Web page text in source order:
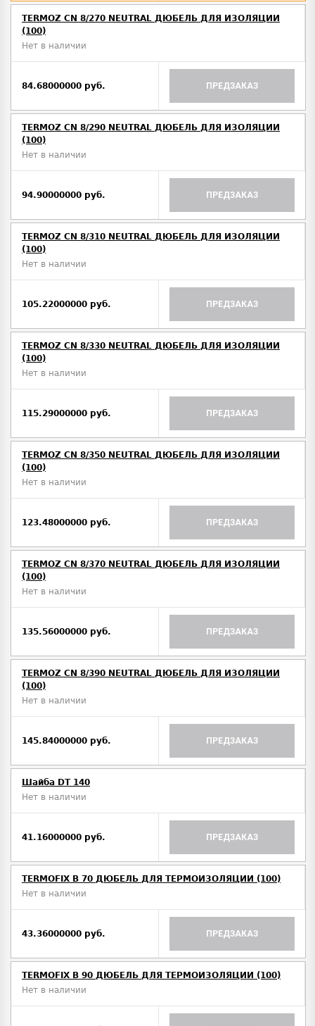
TERMOZ CN 8/270 NEUTRAL ДЮБЕЛЬ ДЛЯ ИЗОЛЯЦИИ
(100)
Нет в наличии
84.68000000 руб. ПРЕДЗАКАЗ
TERMOZ CN 8/290 NEUTRAL ДЮБЕЛЬ ДЛЯ ИЗОЛЯЦИИ
(100)
Нет в наличии
94.90000000 руб. ПРЕДЗАКАЗ
TERMOZ CN 8/310 NEUTRAL ДЮБЕЛЬ ДЛЯ ИЗОЛЯЦИИ
(100)
Нет в наличии
105.22000000 руб. ПРЕДЗАКАЗ
TERMOZ CN 8/330 NEUTRAL ДЮБЕЛЬ ДЛЯ ИЗОЛЯЦИИ
(100)
Нет в наличии
115.29000000 руб. ПРЕДЗАКАЗ
TERMOZ CN 8/350 NEUTRAL ДЮБЕЛЬ ДЛЯ ИЗОЛЯЦИИ
(100)
Нет в наличии
123.48000000 руб. ПРЕДЗАКАЗ
TERMOZ CN 8/370 NEUTRAL ДЮБЕЛЬ ДЛЯ ИЗОЛЯЦИИ
(100)
Нет в наличии
135.56000000 руб. ПРЕДЗАКАЗ
TERMOZ CN 8/390 NEUTRAL ДЮБЕЛЬ ДЛЯ ИЗОЛЯЦИИ
(100)
Нет в наличии
145.84000000 руб. ПРЕДЗАКАЗ
Шайба DT 140
Нет в наличии
41.16000000 руб. ПРЕДЗАКАЗ
TERMOFIX B 70 ДЮБЕЛЬ ДЛЯ ТЕРМОИЗОЛЯЦИИ (100)
Нет в наличии
43.36000000 руб. ПРЕДЗАКАЗ
TERMOFIX B 90 ДЮБЕЛЬ ДЛЯ ТЕРМОИЗОЛЯЦИИ (100)
Нет в наличии